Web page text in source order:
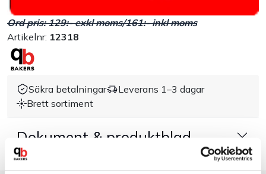
Outlet
Om Bakers
Kundtjänst
Ord pris: 129:- exkl moms/161:- inkl moms
Artikelnr: 12318
Säkra betalningar
Leverans 1–3 dagar
Brett sortiment
Dokument & produktblad